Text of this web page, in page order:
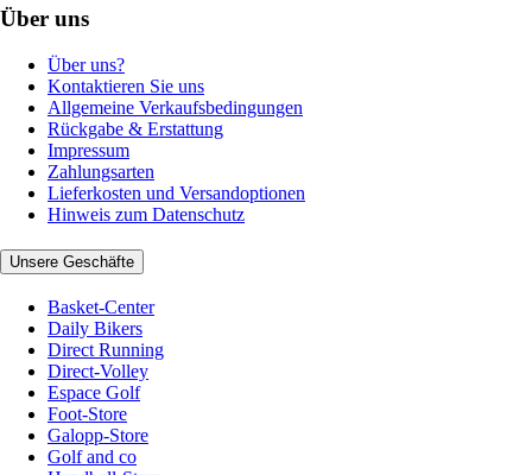
Über uns
Über uns?
Kontaktieren Sie uns
Allgemeine Verkaufsbedingungen
Rückgabe & Erstattung
Impressum
Zahlungsarten
Lieferkosten und Versandoptionen
Hinweis zum Datenschutz
Unsere Geschäfte
Basket-Center
Daily Bikers
Direct Running
Direct-Volley
Espace Golf
Foot-Store
Galopp-Store
Golf and co